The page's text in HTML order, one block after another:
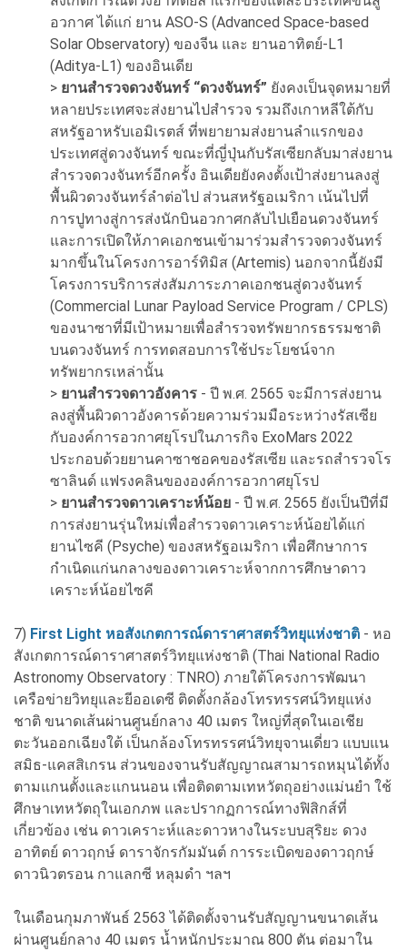
อวกาศ ได้แก่ ยาน ASO-S (Advanced Space-based
Solar Observatory) ของจีน และ ยานอาทิตย์-L1
(Aditya-L1) ของอินเดีย
> ยานสำรวจดวงจันทร์ “ดวงจันทร์” ยังคงเป็นจุดหมายที่
หลายประเทศจะส่งยานไปสำรวจ รวมถึงเกาหลีใต้กับ
สหรัฐอาหรับเอมิเรตส์ ที่พยายามส่งยานลำแรกของ
ประเทศสู่ดวงจันทร์ ขณะที่ญี่ปุ่นกับรัสเซียกลับมาส่งยาน
สำรวจดวงจันทร์อีกครั้ง อินเดียยังคงตั้งเป้าส่งยานลงสู่
พื้นผิวดวงจันทร์ลำต่อไป ส่วนสหรัฐอเมริกา เน้นไปที่
การปูทางสู่การส่งนักบินอวกาศกลับไปเยือนดวงจันทร์
และการเปิดให้ภาคเอกชนเข้ามาร่วมสำรวจดวงจันทร์
มากขึ้นในโครงการอาร์ทิมิส (Artemis) นอกจากนี้ยังมี
โครงการบริการส่งสัมภาระภาคเอกชนสู่ดวงจันทร์
(Commercial Lunar Payload Service Program / CPLS)
ของนาซาที่มีเป้าหมายเพื่อสำรวจทรัพยากรธรรมชาติ
บนดวงจันทร์ การทดสอบการใช้ประโยชน์จาก
ทรัพยากรเหล่านั้น
> ยานสำรวจดาวอังคาร - ปี พ.ศ. 2565 จะมีการส่งยาน
ลงสู่พื้นผิวดาวอังคารด้วยความร่วมมือระหว่างรัสเซีย
กับองค์การอวกาศยุโรปในภารกิจ ExoMars 2022
ประกอบด้วยยานคาซาชอคของรัสเซีย และรถสำรวจโร
ซาลินด์ แฟรงคลินขององค์การอวกาศยุโรป
> ยานสำรวจดาวเคราะห์น้อย - ปี พ.ศ. 2565 ยังเป็นปีที่มี
การส่งยานรุ่นใหม่เพื่อสำรวจดาวเคราะห์น้อยได้แก่
ยานไซคี (Psyche) ของสหรัฐอเมริกา เพื่อศึกษาการ
กำเนิดแก่นกลางของดาวเคราะห์จากการศึกษาดาว
เคราะห์น้อยไซคี
7) First Light หอสังเกตการณ์ดาราศาสตร์วิทยุแห่งชาติ - หอ
สังเกตการณ์ดาราศาสตร์วิทยุแห่งชาติ (Thai National Radio
Astronomy Observatory : TNRO) ภายใต้โครงการพัฒนา
เครือข่ายวิทยุและยีออเดซี ติดตั้งกล้องโทรทรรศน์วิทยุแห่ง
ชาติ ขนาดเส้นผ่านศูนย์กลาง 40 เมตร ใหญ่ที่สุดในเอเชีย
ตะวันออกเฉียงใต้ เป็นกล้องโทรทรรศน์วิทยุจานเดี่ยว แบบแน
สมิธ-แคสสิเกรน ส่วนของจานรับสัญญาณสามารถหมุนได้ทั้ง
ตามแกนตั้งและแกนนอน เพื่อติดตามเทหวัตถุอย่างแม่นยำ ใช้
ศึกษาเทหวัตถุในเอกภพ และปรากฏการณ์ทางฟิสิกส์ที่
เกี่ยวข้อง เช่น ดาวเคราะห์และดาวหางในระบบสุริยะ ดวง
อาทิตย์ ดาวฤกษ์ ดาราจักรกัมมันต์ การระเบิดของดาวฤกษ์
ดาวนิวตรอน กาแลกซี หลุมดำ ฯลฯ
ในเดือนกุมภาพันธ์ 2563 ได้ติดตั้งจานรับสัญญานขนาดเส้น
ผ่านศูนย์กลาง 40 เมตร น้ำหนักประมาณ 800 ตัน ต่อมาใน